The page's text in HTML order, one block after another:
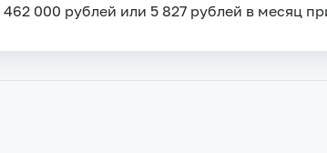
000 рублей или 5 827 рублей в месяц